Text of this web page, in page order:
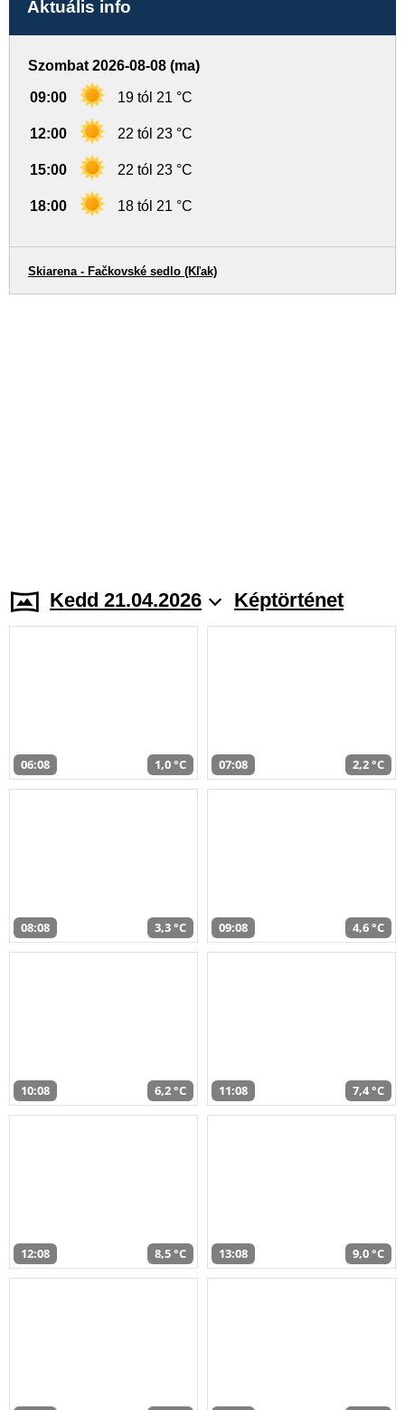
Aktuális info
Szombat 2026-08-08 (ma)
09:00 19 tól 21 °C
12:00 22 tól 23 °C
15:00 22 tól 23 °C
18:00 18 tól 21 °C
Skiarena - Fačkovské sedlo (Kľak)
Kedd 21.04.2026 Képtörténet
06:08 1,0 °C 07:08 2,2 °C
08:08 3,3 °C 09:08 4,6 °C
10:08 6,2 °C 11:08 7,4 °C
12:08 8,5 °C 13:08 9,0 °C